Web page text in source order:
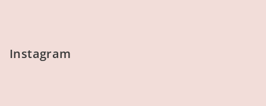
Instagram